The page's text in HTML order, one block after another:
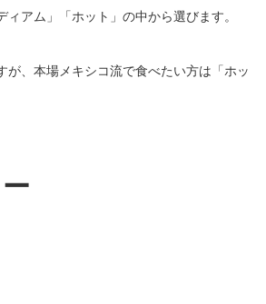
アム」「ホット」の中から選びます。
、本場メキシコ流で食べたい方は「ホッ